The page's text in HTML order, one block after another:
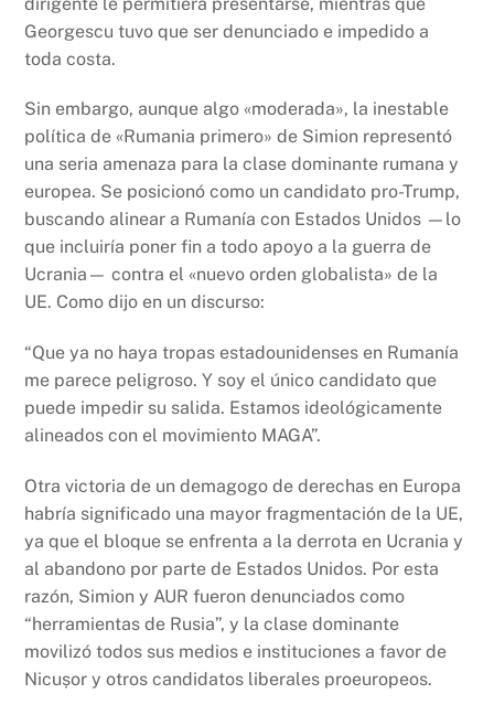
Georgescu tuvo que ser denunciado e impedido a
toda costa.
Sin embargo, aunque algo «moderada», la inestable
política de «Rumania primero» de Simion representó
una seria amenaza para la clase dominante rumana y
europea. Se posicionó como un candidato pro-Trump,
buscando alinear a Rumanía con Estados Unidos —lo
que incluiría poner fin a todo apoyo a la guerra de
Ucrania— contra el «nuevo orden globalista» de la
UE. Como dijo en un discurso:
“Que ya no haya tropas estadounidenses en Rumanía
me parece peligroso. Y soy el único candidato que
puede impedir su salida. Estamos ideológicamente
alineados con el movimiento MAGA”.
Otra victoria de un demagogo de derechas en Europa
habría significado una mayor fragmentación de la UE,
ya que el bloque se enfrenta a la derrota en Ucrania y
al abandono por parte de Estados Unidos. Por esta
razón, Simion y AUR fueron denunciados como
“herramientas de Rusia”, y la clase dominante
movilizó todos sus medios e instituciones a favor de
Nicușor y otros candidatos liberales proeuropeos.